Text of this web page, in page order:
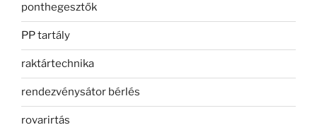
ponthegesztők
PP tartály
raktártechnika
rendezvénysátor bérlés
rovarirtás